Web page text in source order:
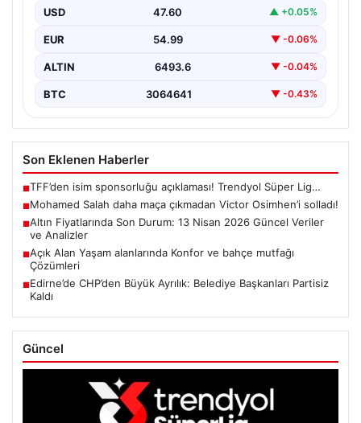
USD 47.60 ▲ +0.05%
EUR 54.99 ▼ -0.06%
ALTIN 6493.6 ▼ -0.04%
BTC 3064641 ▼ -0.43%
Son Eklenen Haberler
■TFF’den isim sponsorluğu açıklaması! Trendyol Süper Lig…
■Mohamed Salah daha maça çıkmadan Victor Osimhen’i solladı!
■Altın Fiyatlarında Son Durum: 13 Nisan 2026 Güncel Veriler
ve Analizler
■Açık Alan Yaşam alanlarında Konfor ve bahçe mutfağı
Çözümleri
■Edirne’de CHP’den Büyük Ayrılık: Belediye Başkanları Partisiz
Kaldı
Güncel